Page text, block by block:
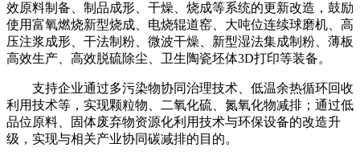
效原料制备、制品成形、干燥、烧成等系统的更新改造，鼓励
使用富氧燃烧新型烧成、电烧辊道窑、大吨位连续球磨机、高
压注浆成形、干法制粉、微波干燥、新型湿法集成制粉、薄板
高效生产、高效脱硫除尘、卫生陶瓷坯体3D打印等装备。
支持企业通过多污染物协同治理技术、低温余热循环回收
利用技术等，实现颗粒物、二氧化硫、氮氧化物减排；通过低
品位原料、固体废弃物资源化利用技术与环保设备的改造升
级，实现与相关产业协同碳减排的目的。